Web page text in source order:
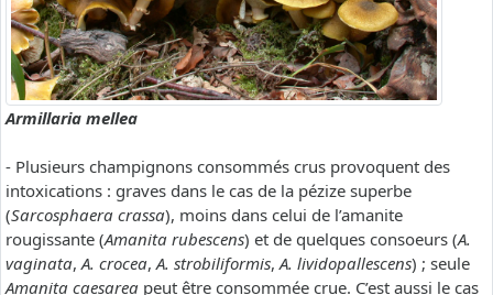
Armillaria mellea
- Plusieurs champignons consommés crus provoquent des
intoxications : graves dans le cas de la pézize superbe
(Sarcosphaera crassa), moins dans celui de l’amanite
rougissante (Amanita rubescens) et de quelques consoeurs (A.
vaginata,A. crocea, A. strobiliformis,A. lividopallescens) ; seule
Amanita caesarea peut être consommée crue. C’est aussi le cas